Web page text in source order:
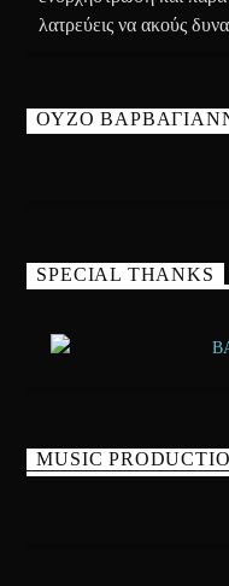
λατρεύεις να ακούς
ΟΥΖΟ
SPECIAL THANKS
MUSIC